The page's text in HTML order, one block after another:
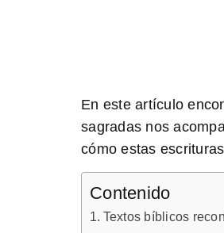
En este artículo
sagradas nos
cómo estas
Contenido
Textos bíblicos